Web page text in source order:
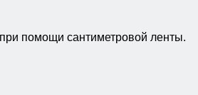
помощи сантиметровой ленты.